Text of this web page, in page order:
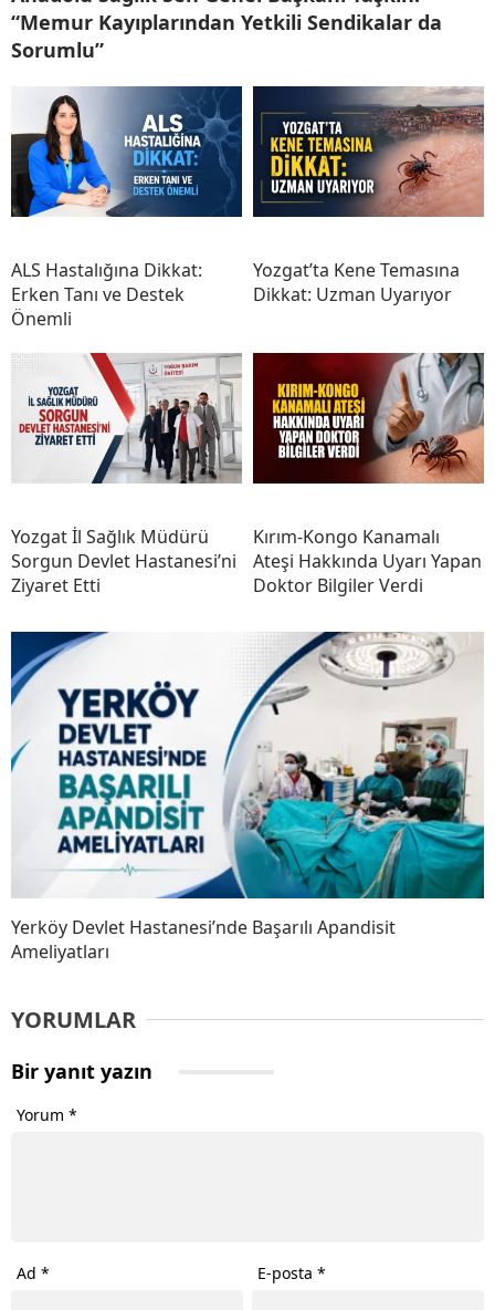
“Memur Kayıplarından Yetkili Sendikalar da
Sorumlu”
ALS Hastalığına Dikkat:
Erken Tanı ve Destek
Önemli
Yozgat’ta Kene Temasına
Dikkat: Uzman Uyarıyor
Yozgat İl Sağlık Müdürü
Sorgun Devlet Hastanesi’ni
Ziyaret Etti
Kırım-Kongo Kanamalı
Ateşi Hakkında Uyarı Yapan
Doktor Bilgiler Verdi
Yerköy Devlet Hastanesi’nde Başarılı Apandisit
Ameliyatları
YORUMLAR
Bir yanıt yazın
Yorum *
Ad * E-posta*